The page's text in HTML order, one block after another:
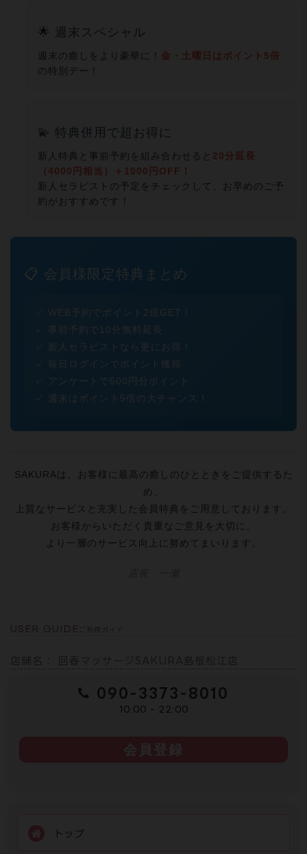
🌟 週末スペシャル
週末の癒しをより豪華に！ 金・土曜日はポイント5倍
の特別デー！
💫 特典併用で超お得に
新人特典と事前予約を組み合わせると 20分延長
（4000円相当）＋1000円OFF！
新人セラピストの予定をチェックして、お早めのご予
約がおすすめです！
📋 会員様限定特典まとめ
✓ WEB予約でポイント2倍GET！
✓ 事前予約で10分無料延長
✓ 新人セラピストなら更にお得！
✓ 毎日ログインでポイント獲得
✓ アンケートで500円分ポイント
✓ 週末はポイント5倍の大チャンス！
SAKURAは、お客様に最高の癒しのひとときをご提供するた
め、
上質なサービスと充実した会員特典をご用意しております。
お客様からいただく貴重なご意見を大切に、
より一層のサービス向上に努めてまいります。
USER GUIDE
090-3373-8010
10:00 - 22:00
トップ